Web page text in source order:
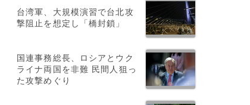
台湾軍、大規模演習で台北攻
撃阻止を想定し「橋封鎖」
国連事務総長、ロシアとウク
ライナ両国を非難 民間人狙っ
た攻撃めぐり